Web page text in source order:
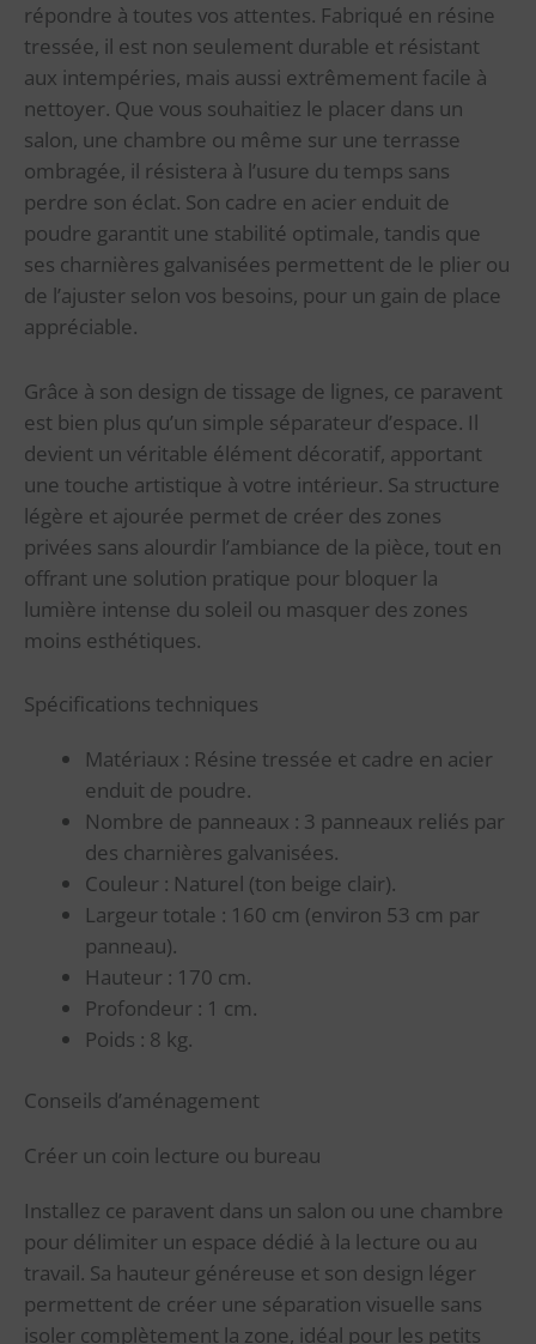
répondre à toutes vos attentes. Fabriqué en résine
tressée, il est non seulement durable et résistant
aux intempéries, mais aussi extrêmement facile à
nettoyer. Que vous souhaitiez le placer dans un
salon, une chambre ou même sur une terrasse
ombragée, il résistera à l’usure du temps sans
perdre son éclat. Son cadre en acier enduit de
poudre garantit une stabilité optimale, tandis que
ses charnières galvanisées permettent de le plier ou
de l’ajuster selon vos besoins, pour un gain de place
appréciable.
Grâce à son design de tissage de lignes, ce paravent
est bien plus qu’un simple séparateur d’espace. Il
devient un véritable élément décoratif, apportant
une touche artistique à votre intérieur. Sa structure
légère et ajourée permet de créer des zones
privées sans alourdir l’ambiance de la pièce, tout en
offrant une solution pratique pour bloquer la
lumière intense du soleil ou masquer des zones
moins esthétiques.
Spécifications techniques
Matériaux : Résine tressée et cadre en acier
enduit de poudre.
Nombre de panneaux : 3 panneaux reliés par
des charnières galvanisées.
Couleur : Naturel (ton beige clair).
Largeur totale : 160 cm (environ 53 cm par
panneau).
Hauteur : 170 cm.
Profondeur : 1 cm.
Poids : 8 kg.
Conseils d’aménagement
Créer un coin lecture ou bureau
Installez ce paravent dans un salon ou une chambre
pour délimiter un espace dédié à la lecture ou au
travail. Sa hauteur généreuse et son design léger
permettent de créer une séparation visuelle sans
isoler complètement la zone, idéal pour les petits